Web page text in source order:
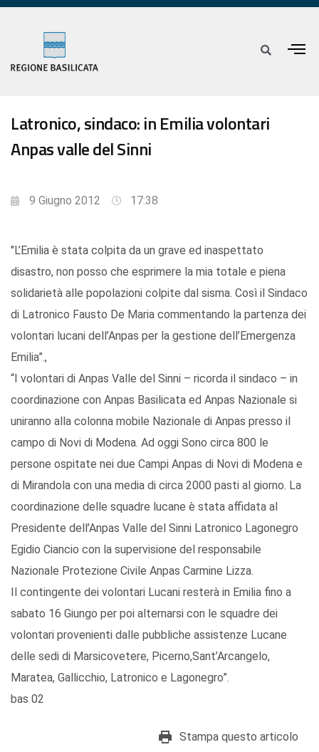
Latronico, sindaco: in Emilia volontari
Anpas valle del Sinni
9 Giugno 2012 17:38
"L’Emilia è stata colpita da un grave ed inaspettato
disastro, non posso che esprimere la mia totale e piena
solidarietà alle popolazioni colpite dal sisma. Così il Sindaco
di Latronico Fausto De Maria commentando la partenza dei
volontari lucani dell’Anpas per la gestione dell’Emergenza
Emilia”.,
“I volontari di Anpas Valle del Sinni – ricorda il sindaco – in
coordinazione con Anpas Basilicata ed Anpas Nazionale si
uniranno alla colonna mobile Nazionale di Anpas presso il
campo di Novi di Modena. Ad oggi Sono circa 800 le
persone ospitate nei due Campi Anpas di Novi di Modena e
di Mirandola con una media di circa 2000 pasti al giorno. La
coordinazione delle squadre lucane è stata affidata al
Presidente dell’Anpas Valle del Sinni Latronico Lagonegro
Egidio Ciancio con la supervisione del responsabile
Nazionale Protezione Civile Anpas Carmine Lizza.
Il contingente dei volontari Lucani resterà in Emilia fino a
sabato 16 Giungo per poi alternarsi con le squadre dei
volontari provenienti dalle pubbliche assistenze Lucane
delle sedi di Marsicovetere, Picerno,Sant’Arcangelo,
Maratea, Gallicchio, Latronico e Lagonegro”.
bas 02
Stampa questo articolo